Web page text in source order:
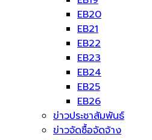
EB20
EB21
EB22
EB23
EB24
EB25
EB26
ข่าวประชาสัมพันธ์
ข่าวจัดซื้อจัดจ้าง